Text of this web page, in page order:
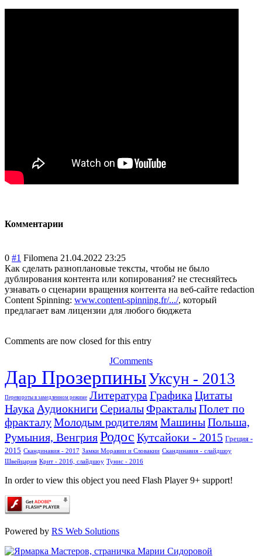
Комментарии
0 #1 Filomena 21.04.2022 23:25
Как сделать разноплановые тексты, чтобы не было
дублирования контента или копирования? не стесняйтесь
узнавать о сценарии вращения контента на веб-сайте redaction
Content Spinning: www.content-spinning.fr/.../, который
предлагает вам лицензии для любого бюджета
Comments are now closed for this entry
JComments
Дар ПрозерпиныУксун - 2013
Перевороты в замедленном режиме Литература Графика Цитаты
Наука АудиокнигиСериалыФракталыПолет по
фракталуМолодым родителям МашиныПольша,
Румыния, ВенгрияРодос Кутсайоки - 2015 Греция -
2015 Скандинавия - 2017 Замки Моравии и Словакии Скандинавия - слайдшоу
Швейцария Крит - 2016, слайдшоу Тунис - 2016
In order to view this object you need Flash Player 9+ support!
Powered by RS Web Solutions